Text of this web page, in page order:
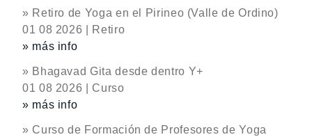
» Retiro de Yoga en el Pirineo (Valle de Ordino)
01 08 2026 | Retiro
» más info
» Bhagavad Gita desde dentro Y+
01 08 2026 | Curso
» más info
» Curso de Formación de Profesores de Yoga